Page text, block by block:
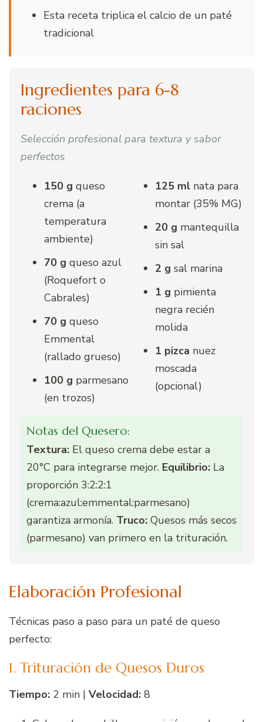
Esta receta triplica el calcio de un paté
tradicional
Ingredientes para 6-8
raciones
Selección profesional para textura y sabor
perfectos
150 g queso
crema (a
temperatura
ambiente)
70 g queso azul
(Roquefort o
Cabrales)
70 g queso
Emmental
(rallado grueso)
100 g parmesano
(en trozos)
125 ml nata para
montar (35% MG)
20 g mantequilla
sin sal
2 g sal marina
1 g pimienta
negra recién
molida
1 pizca nuez
moscada
(opcional)
Notas del Quesero:
Textura: El queso crema debe estar a
20°C para integrarse mejor. Equilibrio: La
proporción 3:2:2:1
(crema:azul:emmental:parmesano)
garantiza armonía. Truco: Quesos más secos
(parmesano) van primero en la trituración.
Elaboración Profesional
Técnicas paso a paso para un paté de queso
perfecto:
1. Trituración de Quesos Duros
Tiempo: 2 min | Velocidad: 8